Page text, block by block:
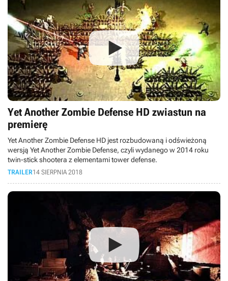
Yet Another Zombie Defense HD zwiastun na
premierę
Yet Another Zombie Defense HD jest rozbudowaną i odświeżoną
wersją Yet Another Zombie Defense, czyli wydanego w 2014 roku
twin-stick shootera z elementami tower defense.
TRAILER14 SIERPNIA 2018